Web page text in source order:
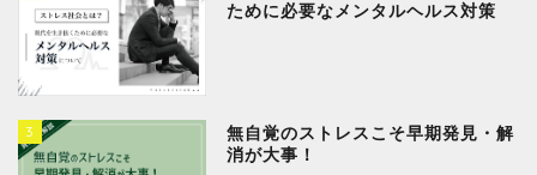
ために必要なメンタルヘルス対策
3
無自覚のストレスこそ早期発見・解
消が大事！